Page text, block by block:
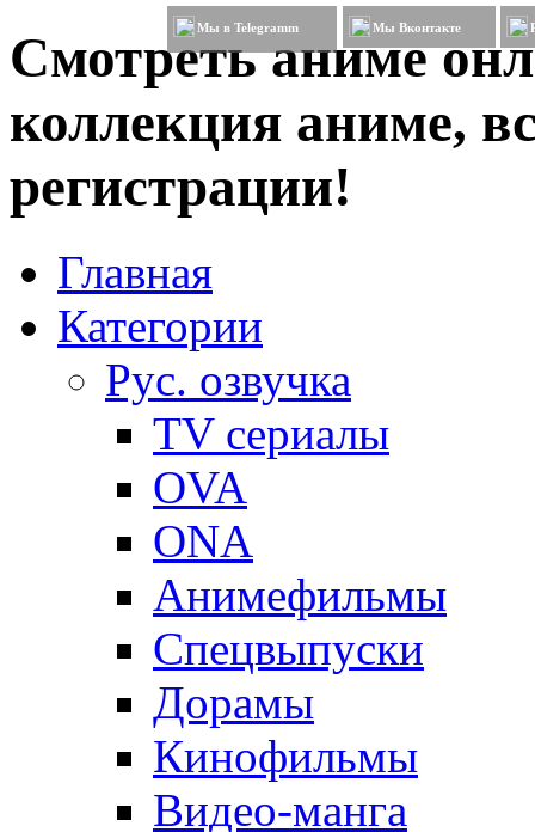
Смотреть аниме
коллекция аниме,
регистрации!
Мы в Telegramm Мы Вконтакте
Главная
Категории
Рус. озвучка
TV сериалы
OVA
ONA
Анимефильмы
Спецвыпуски
Дорамы
Кинофильмы
Видео-манга